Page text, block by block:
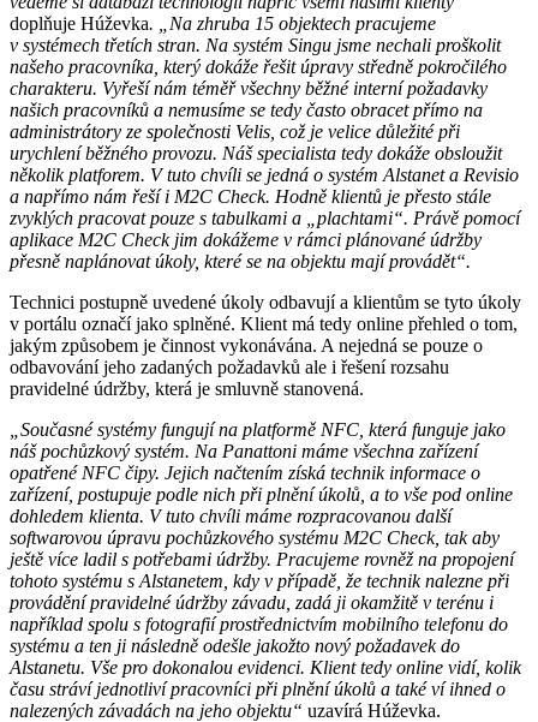
doplňuje Húževka. „Na zhruba 15 objektech pracujeme
v systémech třetích stran. Na systém Singu jsme nechali proškolit
našeho pracovníka, který dokáže řešit úpravy středně pokročilého
charakteru. Vyřeší nám téměř všechny běžné interní požadavky
našich pracovníků a nemusíme se tedy často obracet přímo na
administrátory ze společnosti Velis, což je velice důležité při
urychlení běžného provozu. Náš specialista tedy dokáže obsloužit
několik platforem. V tuto chvíli se jedná o systém Alstanet a Revisio
a napřímo nám řeší i M2C Check. Hodně klientů je přesto stále
zvyklých pracovat pouze s tabulkami a „plachtami“. Právě pomocí
aplikace M2C Check jim dokážeme v rámci plánované údržby
přesně naplánovat úkoly, které se na objektu mají provádět“.
Technici postupně uvedené úkoly odbavují a klientům se tyto úkoly
v portálu označí jako splněné. Klient má tedy online přehled o tom,
jakým způsobem je činnost vykonávána. A nejedná se pouze o
odbavování jeho zadaných požadavků ale i řešení rozsahu
pravidelné údržby, která je smluvně stanovená.
„Současné systémy fungují na platformě NFC, která funguje jako
náš pochůzkový systém. Na Panattoni máme všechna zařízení
opatřené NFC čipy. Jejich načtením získá technik informace o
zařízení, postupuje podle nich při plnění úkolů, a to vše pod online
dohledem klienta. V tuto chvíli máme rozpracovanou další
softwarovou úpravu pochůzkového systému M2C Check, tak aby
ještě více ladil s potřebami údržby. Pracujeme rovněž na propojení
tohoto systému s Alstanetem, kdy v případě, že technik nalezne při
provádění pravidelné údržby závadu, zadá ji okamžitě v terénu i
například spolu s fotografií prostřednictvím mobilního telefonu do
systému a ten ji následně odešle jakožto nový požadavek do
Alstanetu. Vše pro dokonalou evidenci. Klient tedy online vidí, kolik
času stráví jednotliví pracovníci při plnění úkolů a také ví ihned o
nalezených závadách na jeho objektu“ uzavírá Húževka.